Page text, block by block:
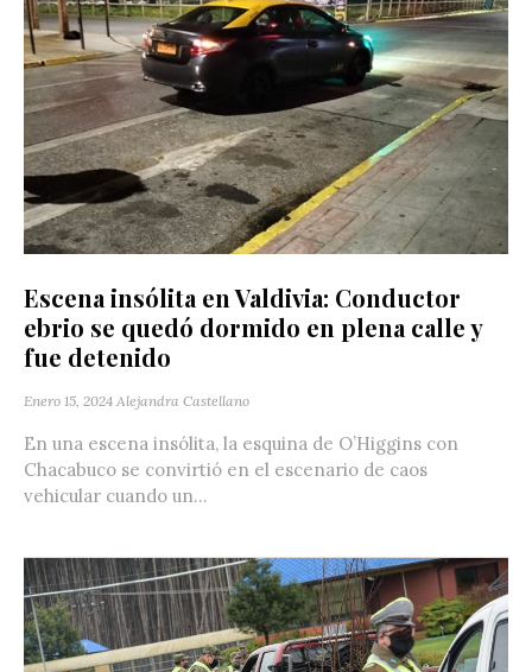
Escena insólita en Valdivia: Conductor
ebrio se quedó dormido en plena calle y
fue detenido
Enero 15, 2024 Alejandra Castellano
En una escena insólita, la esquina de O’Higgins con
Chacabuco se convirtió en el escenario de caos
vehicular cuando un...